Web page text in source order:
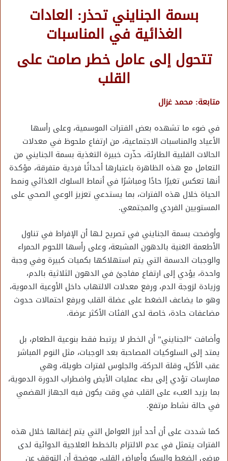
بسمة الجنايني تحذر: العادات
الغذائية في المناسبات
تتحول إلى عامل خطر صامت على
القلب
متابعة: محمد غزال
في ضوء ما تشهده بعض الفترات الموسمية، وعلى رأسها
الأعياد والمناسبات الاجتماعية، من ارتفاع ملحوظ في معدلات
الحالات القلبية الطارئة، حذّرت خبيرة التغذية بسمة الجنايني من
التعامل مع هذه الظاهرة باعتبارها أحداثًا فردية متفرقة، مؤكدة
أنها تعكس تغيرًا حادًا ومباشرًا في أنماط السلوك الغذائي ونمط
الحياة خلال هذه الفترات، بما يستدعي تعزيز الوعي الصحي على
المستويين الفردي والمجتمعي.
وأوضحت بسمة الجنايني في تصريح لـها أن الإفراط في تناول
الأطعمة الغنية بالدهون المشبعة، وعلى رأسها اللحوم الحمراء
والوجبات الدسمة التي يتم استهلاكها بكميات كبيرة وفي وجبة
واحدة، يؤدي إلى ارتفاع مفاجئ في الدهون الثلاثية بالدم،
وزيادة لزوجة الدم، ورفع معدلات الالتهاب داخل الأوعية الدموية،
وهو ما يضاعف الضغط على عضلة القلب ويرفع احتمالات حدوث
مضاعفات حادة، خاصة لدى الفئات الأكثر عرضة.
وأضافت “الجنايني” أن الخطر لا يرتبط فقط بنوعية الطعام، بل
يمتد إلى السلوكيات المصاحبة بعد الوجبات، مثل النوم المباشر
عقب الأكل، وقلة الحركة، والجلوس لفترات طويلة، وهي
ممارسات تؤدي إلى بطء عمليات الأيض واضطراب الدورة الدموية،
بما يزيد العبء على القلب في وقت يكون فيه الجهاز الهضمي
في حالة نشاط مرتفع.
كما شددت على أن أحد أبرز العوامل التي يتم إغفالها خلال هذه
الفترات يتمثل في عدم الالتزام بالخطط العلاجية الدوائية لدى
مرضى الضغط والسكر وأمراض القلب، موضحة أن التوقف عن